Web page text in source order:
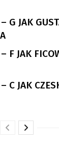
JAK
JAK
JAK